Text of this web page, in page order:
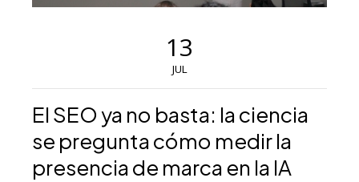
13
JUL
El SEO ya no basta: la ciencia
se pregunta cómo medir la
presencia de marca en la IA